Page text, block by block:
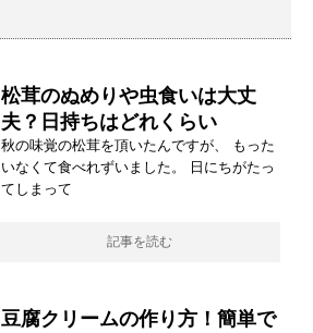
松茸のぬめりや虫食いは大丈
夫？日持ちはどれくらい
秋の味覚の松茸を頂いたんですが、 もった
いなくて食べれずいました。 日にちがたっ
てしまって
記事を読む
豆腐クリームの作り方！簡単で